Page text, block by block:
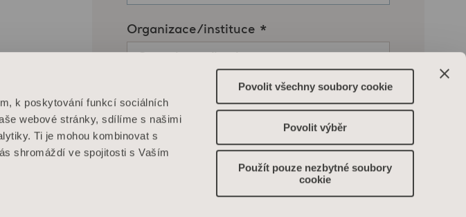
k poskytování funkcí sociálních
webové stránky, sdílíme s našimi
Ti je mohou kombinovat s
shromáždí ve spojitosti s Vaším
Povolit všechny soubory cookie
Povolit výběr
Použít pouze nezbytné soubory
cookie